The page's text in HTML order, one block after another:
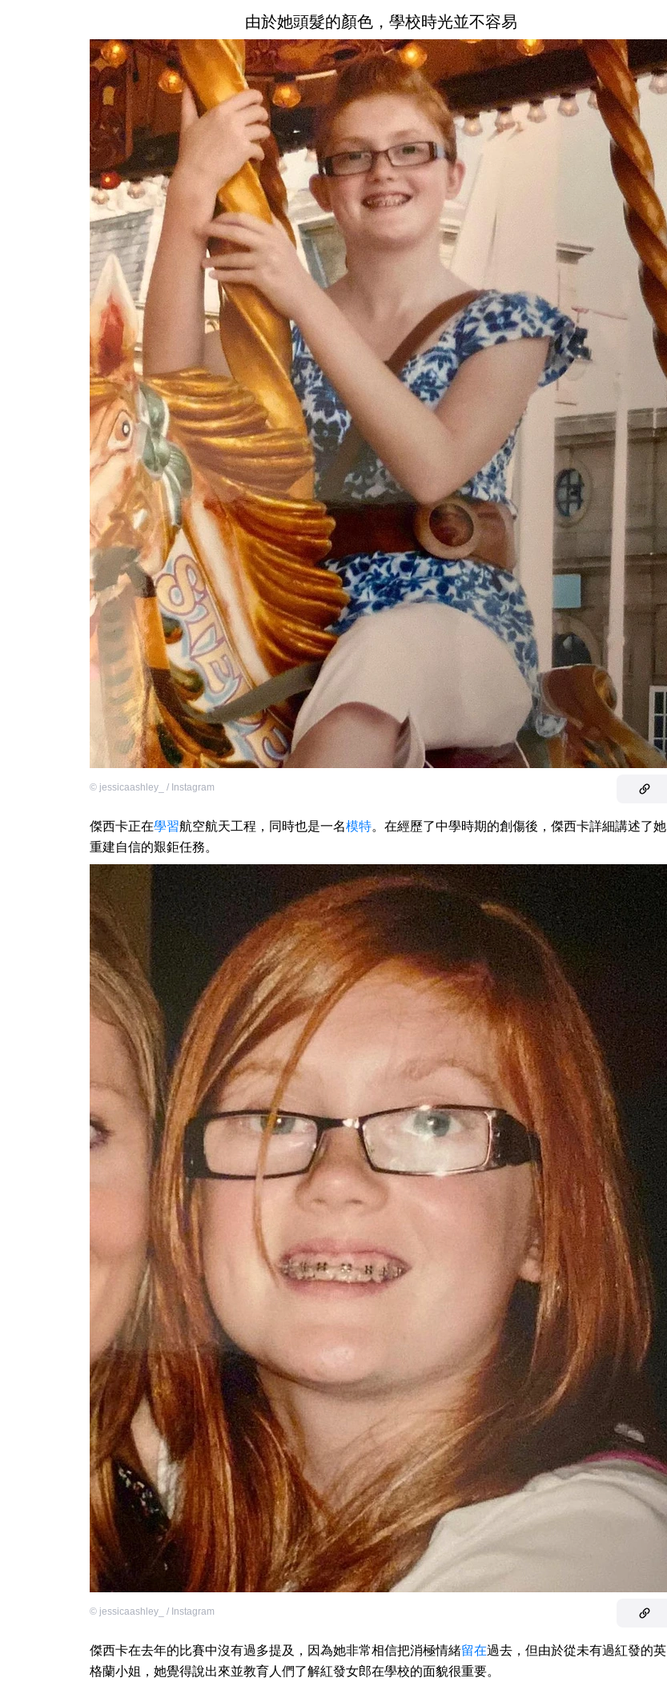
由於她頭髮的顏色，學校時光並不容易
© jessicaashley_ / Instagram
傑西卡正在學習航空航天工程，同時也是一名模特。在經歷了中學時期的創傷後，傑西卡詳細講述了她
重建自信的艱鉅任務。
© jessicaashley_ / Instagram
傑西卡在去年的比賽中沒有過多提及，因為她非常相信把消極情緒留在過去，但由於從未有過紅發的英
格蘭小姐，她覺得說出來並教育人們了解紅發女郎在學校的面貌很重要。